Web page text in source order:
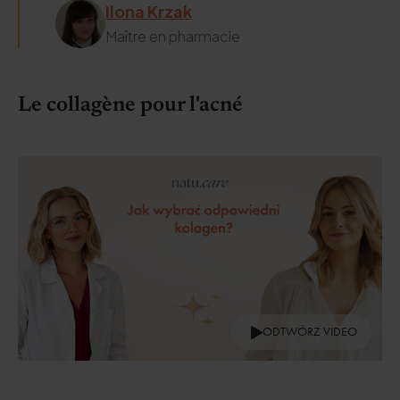
Ilona Krzak
Maître en pharmacie
Le collagène pour l'acné
ODTWÓRZ VIDEO